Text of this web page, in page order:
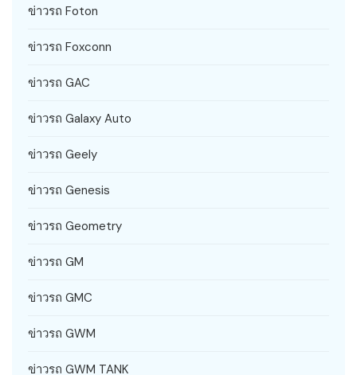
ข่าวรถ Foton
ข่าวรถ Foxconn
ข่าวรถ GAC
ข่าวรถ Galaxy Auto
ข่าวรถ Geely
ข่าวรถ Genesis
ข่าวรถ Geometry
ข่าวรถ GM
ข่าวรถ GMC
ข่าวรถ GWM
ข่าวรถ GWM TANK